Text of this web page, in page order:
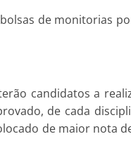
de monitorias
candidatos a
de cada
de maior nota